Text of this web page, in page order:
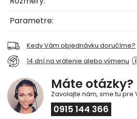
Parametre:
Kedy Vám objednávku doručíme?
14 dní na vrátenie alebo výmenu
Máte otázky?
Zavolajte nám, sme tu pre
0915 144 366